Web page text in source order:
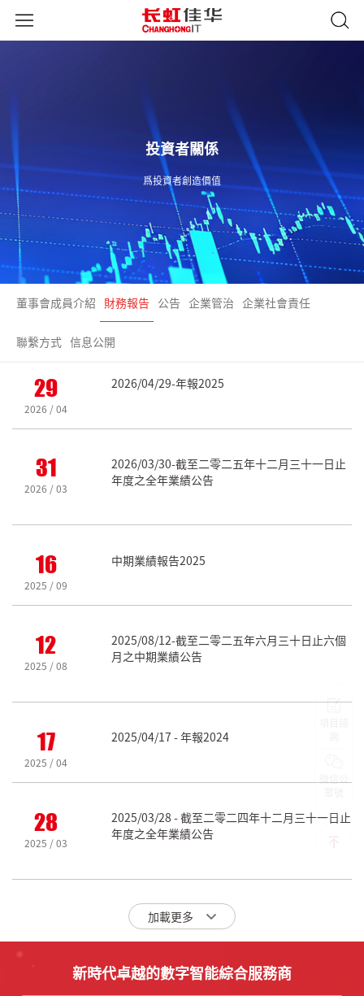
投資者關係
爲投資者創造價值
董事會成員介紹 財務報告 公告 企業管治 企業社會責任
聯繫方式 信息公開
29
2026 / 04
2026/04/29-年報2025
31
2026 / 03
2026/03/30-截至二零二五年十二月三十一日止
年度之全年業績公告
16
2025 / 09
中期業績報告2025
12
2025 / 08
2025/08/12-截至二零二五年六月三十日止六個
月之中期業績公告
17
2025 / 04
2025/04/17 - 年報2024
28
2025 / 03
2025/03/28 - 截至二零二四年十二月三十一日止
年度之全年業績公告
加載更多
新時代卓越的數字智能綜合服務商